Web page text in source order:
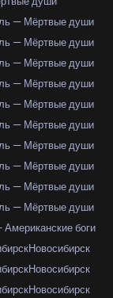
— Мёртвые души
— Мёртвые души
— Мёртвые души
— Мёртвые души
— Мёртвые души
— Мёртвые души
— Мёртвые души
— Мёртвые души
— Мёртвые души
— Мёртвые души
боги
Новосибирск
Новосибирск
Новосибирск